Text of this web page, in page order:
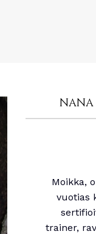
Moikka,
vuotias
trainer,